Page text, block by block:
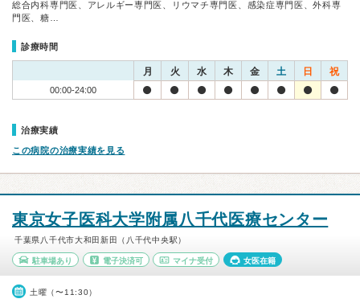
総合内科専門医、アレルギー専門医、リウマチ専門医、感染症専門医、外科専
門医、糖…
診療時間
月 火 水 木 金 土 日 祝
00:00-24:00
治療実績
この病院の治療実績を見る
東京女子医科大学附属八千代医療センター
千葉県八千代市大和田新田（八千代中央駅）
駐車場あり 電子決済可 マイナ受付 女医在籍
土曜（〜11:30）